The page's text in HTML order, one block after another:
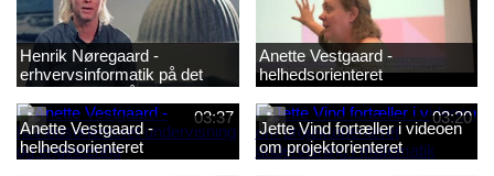
Henrik Nøregaard -
erhvervsinformatik på det
markantile område
Anette Vestgaard -
helhedsorienteret
undervisning og engineering1
03:37
Anette Vestgaard -
helhedsorienteret
undervisning og engineering
03:20
Jette Vind fortæller i videoen
om projektorienteret
undervisning i matematik